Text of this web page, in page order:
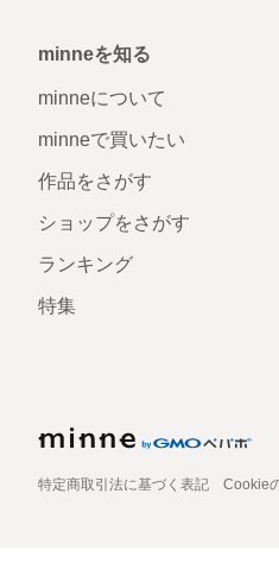
minneを知る
minneについて
minneで買いたい
作品をさがす
ショップをさがす
ランキング
特集
特定商取引法に基づく表記 Cookie